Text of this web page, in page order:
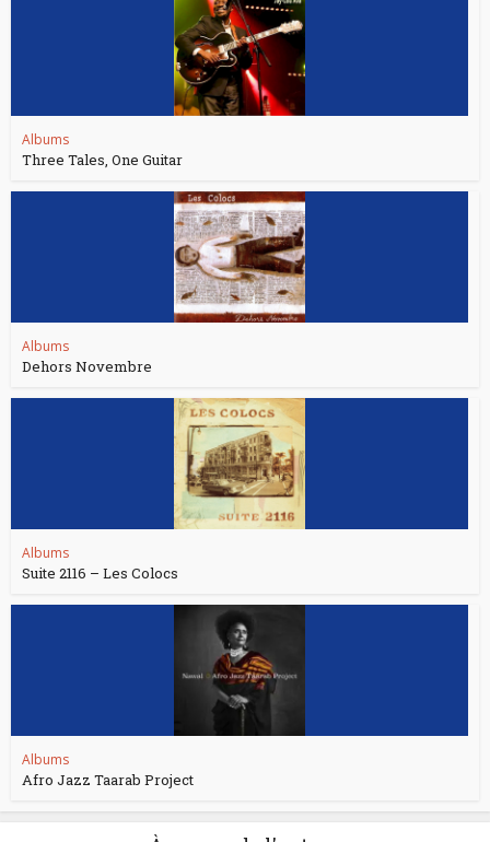
Albums
Three Tales, One Guitar
Albums
Dehors Novembre
Albums
Suite 2116 – Les Colocs
Albums
Afro Jazz Taarab Project